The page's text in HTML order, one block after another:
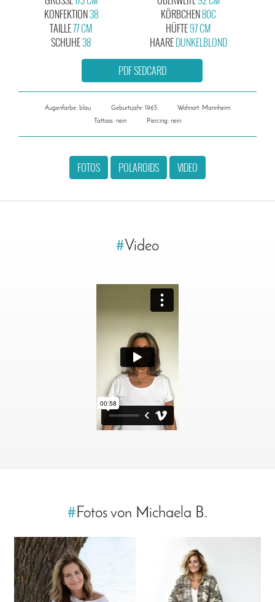
KONFEKTION38
KÖRBCHEN80C
TAILLE77 CM
SCHUHE38
HÜFTE97 CM
HAAREDUNKELBLOND
PDF SEDCARD
Augenfarbe: blau Geburtsjahr: 1965
Wohnort: Mannheim
Tattoos: nein
Piercing: nein
FOTOS POLAROIDS VIDEO
#Video
# Fotos von Michaela B.